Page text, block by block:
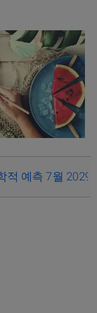
적 예측 7월 2029